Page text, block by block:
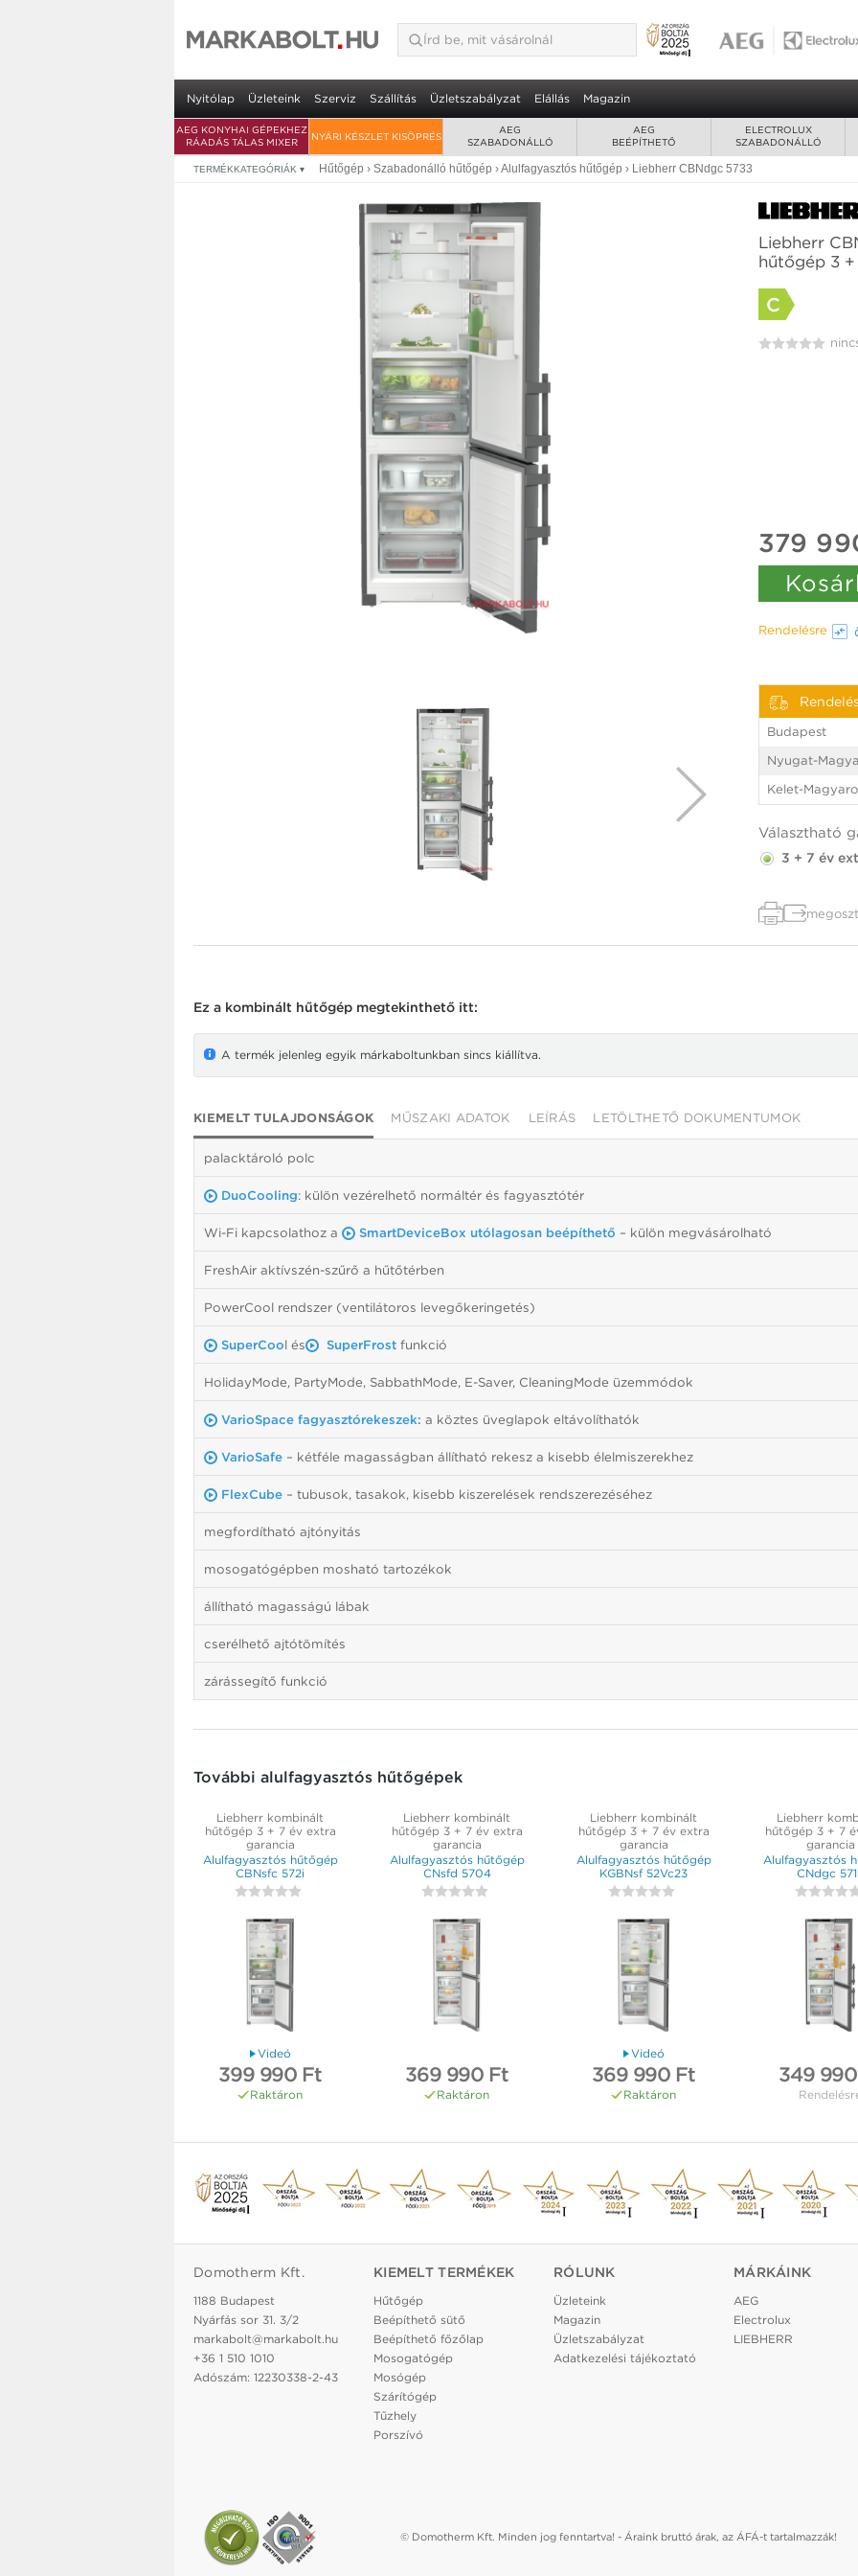
Nyitólap Üzleteink Szerviz Szállítás Üzletszabályzat Elállás Magazin
AEG KONYHAI GÉPEKHEZ
RÁADÁS TÁLAS MIXER
NYÁRI KÉSZLET KISÖPRÉS
AEG
SZABADONÁLLÓ
AEG
BEÉPÍTHETŐ
ELECTROLUX
SZABADONÁLLÓ
TERMÉKKATEGÓRIÁK ▾ Hűtőgép › Szabadonálló hűtőgép ›Alulfagyasztós hűtőgép › Liebherr CBNdgc 5733
Liebherr
hűtőgép 3
C
379
Rendelésre
Budapest
Nyugat-
Kelet-
Választható
3 + 7 év
Ez a kombinált hűtőgép megtekinthető itt:
A termék jelenleg egyik márkaboltunkban sincs kiállítva.
KIEMELT TULAJDONSÁGOK MŰSZAKI ADATOK LEÍRÁS LETÖLTHETŐ DOKUMENTUMOK
palacktároló polc
DuoCooling: külön vezérelhető normáltér és fagyasztótér
Wi-Fi kapcsolathoz a SmartDeviceBox utólagosan beépíthető – külön megvásárolható
FreshAir aktívszén-szűrő a hűtőtérben
PowerCool rendszer (ventilátoros levegőkeringetés)
SuperCool és SuperFrost funkció
HolidayMode, PartyMode, SabbathMode, E-Saver, CleaningMode üzemmódok
VarioSpace fagyasztórekeszek: a köztes üveglapok eltávolíthatók
VarioSafe – kétféle magasságban állítható rekesz a kisebb élelmiszerekhez
FlexCube – tubusok, tasakok, kisebb kiszerelések rendszerezéséhez
megfordítható ajtónyitás
mosogatógépben mosható tartozékok
állítható magasságú lábak
cserélhető ajtótömítés
zárássegítő funkció
További alulfagyasztós hűtőgépek
Liebherr kombinált
hűtőgép 3 + 7 év extra
garancia
Alulfagyasztós hűtőgép
CBNsfc 572i
Videó
399 990 Ft
Raktáron
Liebherr kombinált
hűtőgép 3 + 7 év extra
garancia
Alulfagyasztós hűtőgép
CNsfd 5704
369 990 Ft
Raktáron
Liebherr kombinált
hűtőgép 3 + 7 év extra
garancia
Alulfagyasztós hűtőgép
KGBNsf 52Vc23
Videó
369 990 Ft
Raktáron
Liebherr
hűtőgép 3 + 7
garancia
Alulfagyasztós
CNdgc
349
extra garancia
- PowerCool rendszer - VarioSpace fagyasztórekeszek - 2 db BioFresh rekesz
Domotherm Kft.
1188 Budapest
Nyárfás sor 31. 3/2
markabolt@markabolt.hu
+36 1 510 1010
Adószám: 12230338-2-43
KIEMELT TERMÉKEK
Hűtőgép
Beépíthető sütő
Beépíthető főzőlap
Mosogatógép
Mosógép
Szárítógép
Tűzhely
Porszívó
RÓLUNK
Üzleteink
Magazin
Üzletszabályzat
Adatkezelési tájékoztató
MÁRKÁINK
AEG
Electrolux
LIEBHERR
© Domotherm Kft. Minden jog fenntartva! - Áraink bruttó árak, az ÁFÁ-t tartalmazzák!